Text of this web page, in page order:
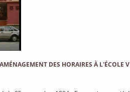
DES HORAIRES À L'ÉCOLE